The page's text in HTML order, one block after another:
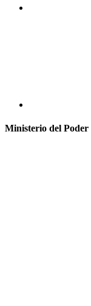
Ministerio del Poder